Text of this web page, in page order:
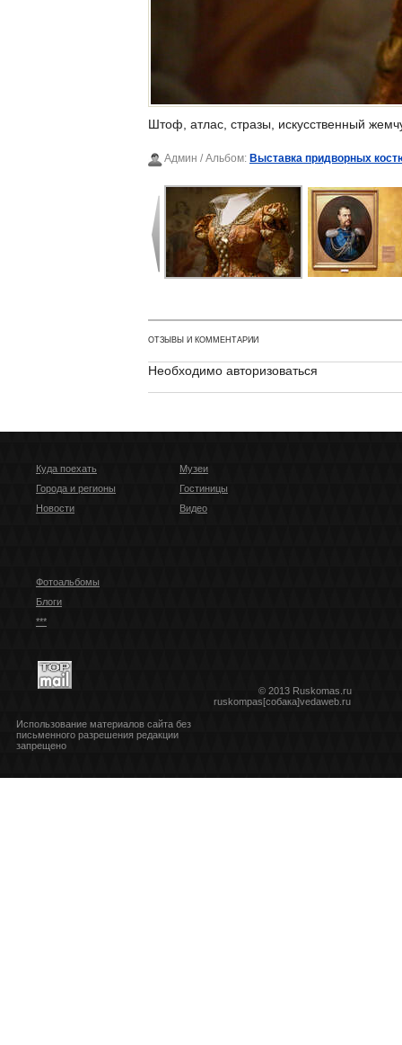
Штоф, атлас, стразы, искусственный
Админ / Альбом: Выставка придворных
ОТЗЫВЫ И КОММЕНТАРИИ
Необходимо авторизоваться
Куда поехать
Города и регионы
Новости
Музеи
Гостиницы
Видео
Фотоальбомы
Блоги
***
© 2013 Ruskomas.ru
ruskompas[собака]vedaweb.ru
Использование материалов сайта без
письменного разрешения редакции
запрещено